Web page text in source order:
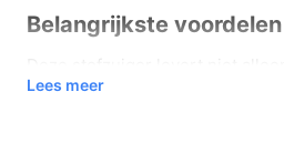
Belangrijkste voordelen
maar ook
Lees meer